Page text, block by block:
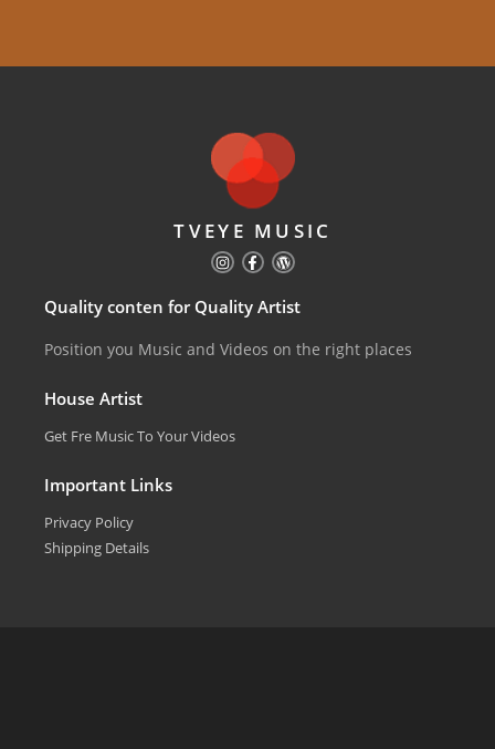
TVEYE MUSIC
Quality conten for Quality Artist
Position you Music and Videos on the right places
House Artist
Get Fre Music To Your Videos
Important Links
Privacy Policy
Shipping Details